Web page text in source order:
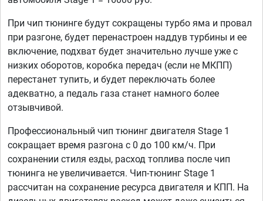
При чип тюнинге будут сокращены турбо яма и провал
при разгоне, будет перенастроен наддув турбины и ее
включение, подхват будет значительно лучше уже с
низких оборотов, коробка передач (если не МКПП)
перестанет тупить, и будет переключать более
адекватно, а педаль газа станет намного более
отзывчивой.
Профессиональный чип тюнинг двигателя Stage 1
сокращает время разгона с 0 до 100 км/ч. При
сохранении стиля езды, расход топлива после чип
тюнинга не увеличивается. Чип-тюнинг Stage 1
рассчитан на сохранение ресурса двигателя и КПП. На